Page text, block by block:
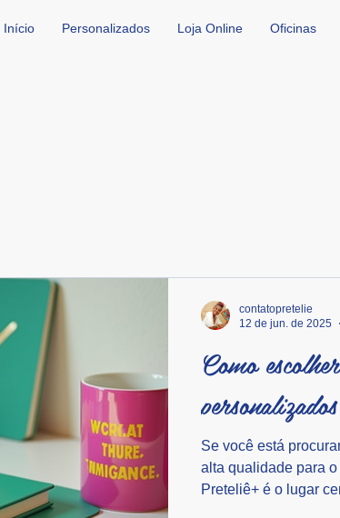
Início Personalizados Loja Online Oficinas
Como
personalizados
Se você está
alta qualidade para
Preteliê+ é o lugar
contatopretelie
12 de jun. de 2025